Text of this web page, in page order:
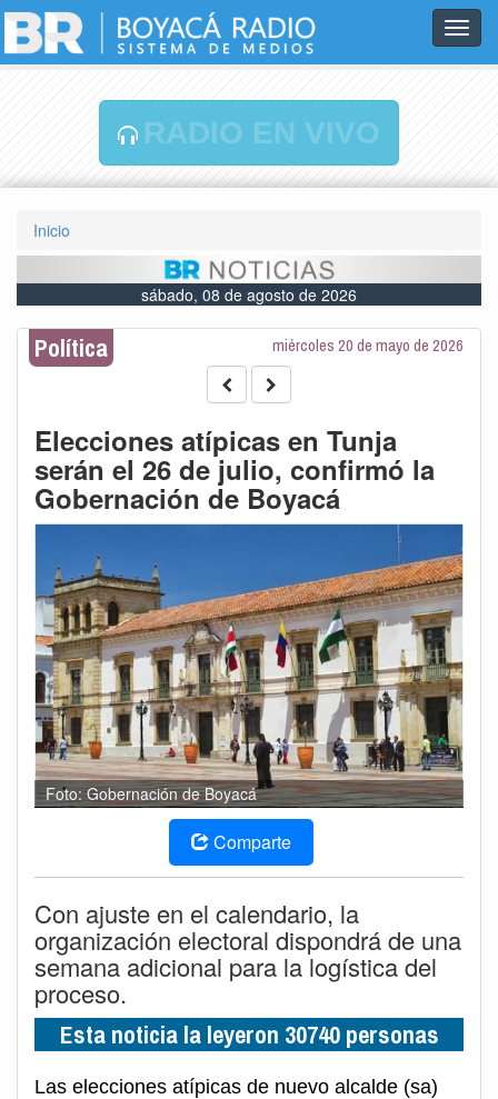
RADIO EN VIVO
Inicio
sábado, 08 de agosto de 2026
Política miércoles 20 de mayo de 2026
Elecciones atípicas en Tunja
serán el 26 de julio, confirmó la
Gobernación de Boyacá
Foto: Gobernación de Boyacá
Comparte
Con ajuste en el calendario, la
organización electoral dispondrá de una
semana adicional para la logística del
proceso.
Esta noticia la leyeron 30740 personas
Las elecciones atípicas de nuevo alcalde (sa)